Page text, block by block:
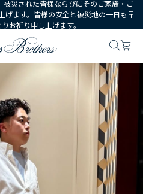
災された皆様ならびにそのご家族・ご
げます。皆様の安全と被災地の一日も早
お祈り申し上げます。
ィネート詳細